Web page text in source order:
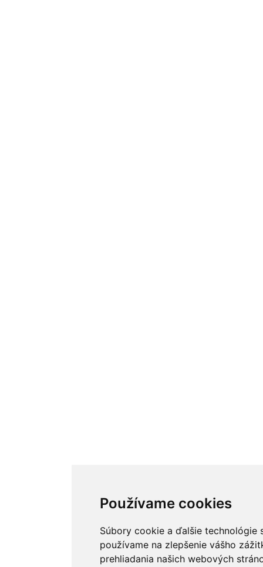
Používame cookies
Súbory cookie a ďalšie technológie
používame na zlepšenie vášho
prehliadania našich webových